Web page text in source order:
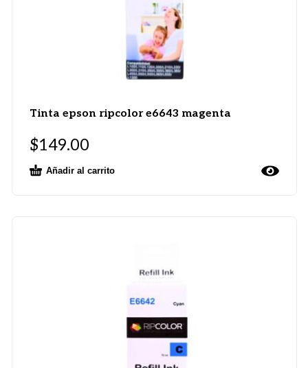
Tinta epson ripcolor e6643 magenta
$149.00
Añadir al carrito